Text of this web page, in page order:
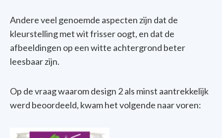
Andereveel genoemde aspecten zijn dat de
kleurstellingmetwitfrisseroogt, en dat de
afbeeldingen op eenwitte achtergrond beter
leesbaarzijn.
Op de vraag waarom design 2 als minst aantrekkelijk
werd beoordeeld, kwam het volgende naar voren: